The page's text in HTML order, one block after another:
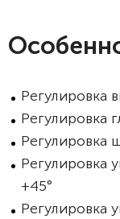
Регулировка
Регулировка
Регулировка
Регулировка
+45°
Регулировка